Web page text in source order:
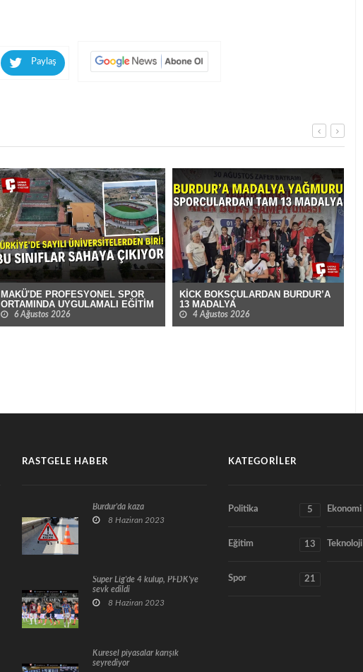
Paylaş
MAKÜ'DE PROFESYONEL SPOR
ORTAMINDA UYGULAMALI EĞİTİM
6 Ağustos 2026
KİCK BOKSÇULARDAN BURDUR’A
13 MADALYA
4 Ağustos 2026
RASTGELE HABER
Burdur'da kaza
8 Haziran 2023
Süper Lig'de 4 kulüp, PFDK'ye
sevk edildi
8 Haziran 2023
Küresel piyasalar karışık
seyrediyor
KATEGORILER
Politika 5 Ekonomi
Eğitim 13 Teknoloji
Spor 21